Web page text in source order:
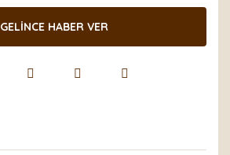
GELİNCE HABER VER